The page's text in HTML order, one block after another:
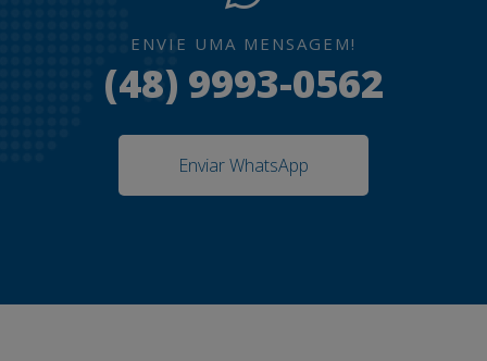
ENVIE UMA MENSAGEM!
(48) 9993-0562
Enviar WhatsApp